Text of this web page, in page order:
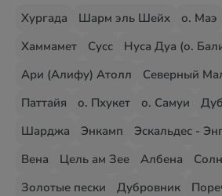
Хургада Шарм эль Шейх о. Маэ
Хаммамет
Сусс
Нуса Дуа (о.
Ари (Алифу) Атолл
Северный
Паттайя
о. Пхукет о. Самуи
Шарджа
Энкамп Эскальдес -
Вена
Цель ам Зее Албена
Золотые пески
Дубровник